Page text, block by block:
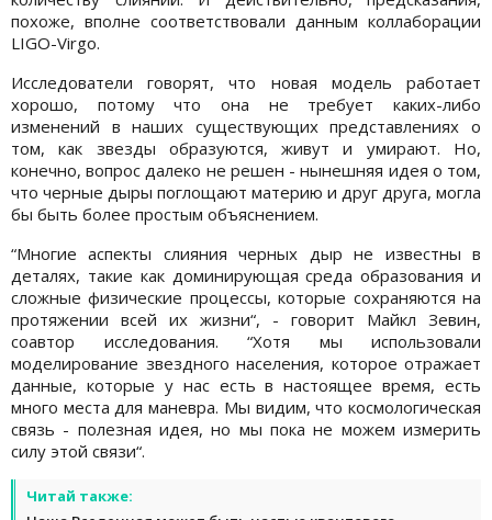
похоже, вполне соответствовали данным коллаборации
LIGO-Virgo.
Исследователи говорят, что новая модель работает
хорошо, потому что она не требует каких-либо
изменений в наших существующих представлениях о
том, как звезды образуются, живут и умирают. Но,
конечно, вопрос далеко не решен - нынешняя идея о том,
что черные дыры поглощают материю и друг друга, могла
бы быть более простым объяснением.
“Многие аспекты слияния черных дыр не известны в
деталях, такие как доминирующая среда образования и
сложные физические процессы, которые сохраняются на
протяжении всей их жизни“, - говорит Майкл Зевин,
соавтор исследования. “Хотя мы использовали
моделирование звездного населения, которое отражает
данные, которые у нас есть в настоящее время, есть
много места для маневра. Мы видим, что космологическая
связь - полезная идея, но мы пока не можем измерить
силу этой связи“.
Читай также: